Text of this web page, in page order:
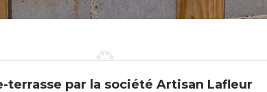
terrasse par la société Artisan Lafleur